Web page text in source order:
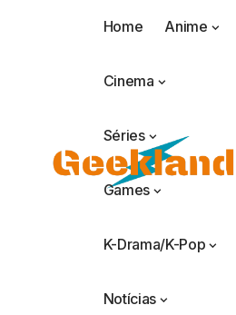
Home Anime
Cinema
Séries
Games
K-Drama/K-Pop
Notícias